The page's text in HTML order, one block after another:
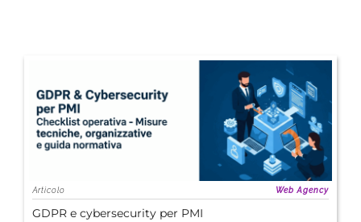
Articolo Web Agency
GDPR e cybersecurity per PMI